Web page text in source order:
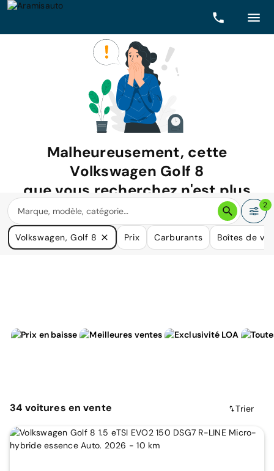
Malheureusement, cette
Volkswagen Golf 8
que vous recherchez n'est plus
disponible.
Nous avons de nombreuses voitures qui pourraient répondre
à vos besoins.
2
Volkswagen, Golf 8 Prix Carburants Boîtes de
34 voitures en vente Trier